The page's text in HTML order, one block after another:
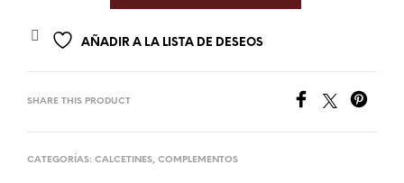
AÑADIR A LA LISTA DE DESEOS
SHARE THIS PRODUCT
CATEGORÍAS: CALCETINES, COMPLEMENTOS